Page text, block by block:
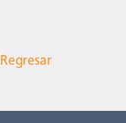
Regresar